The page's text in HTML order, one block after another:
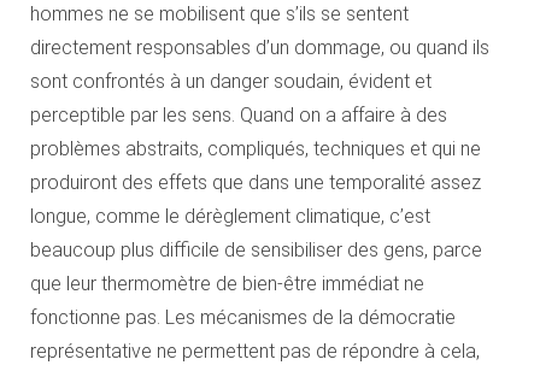
hommes ne se mobilisent que s’ils se sentent
directement responsables d’un dommage, ou quand ils
sont confrontés à un danger soudain, évident et
perceptible par les sens. Quand on a affaire à des
problèmes abstraits, compliqués, techniques et qui ne
produiront des effets que dans une temporalité assez
longue, comme le dérèglement climatique, c’est
beaucoup plus difficile de sensibiliser des gens, parce
que leur thermomètre de bien-être immédiat ne
fonctionne pas. Les mécanismes de la démocratie
représentative ne permettent pas de répondre à cela,